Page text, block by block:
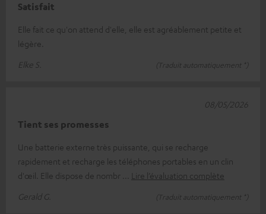
Satisfait
Elle fait ce qu'on attend d'elle, elle est agréablement petite et
légère.
Elke S.
(Traduit automatiquement *)
Tient ses promesses
Une batterie externe très puissante, qui se recharge
rapidement et recharge les téléphones portables en un clin
d'œil. Elle dispose de nombr
Lire l’évaluation complète
Gerald G.
(Traduit automatiquement *)
08/05/2026